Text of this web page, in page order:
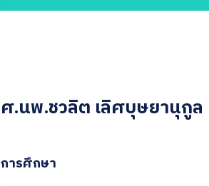
ศ.นพ.ชวลิต เลิศบุษยานุกูล
การศึกษา